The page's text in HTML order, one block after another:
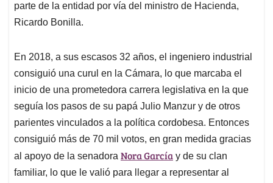
parte de la entidad por vía del ministro de Hacienda,
Ricardo Bonilla.
En 2018, a sus escasos 32 años, el ingeniero industrial
consiguió una curul en la Cámara, lo que marcaba el
inicio de una prometedora carrera legislativa en la que
seguía los pasos de su papá Julio Manzur y de otros
parientes vinculados a la política cordobesa. Entonces
consiguió más de 70 mil votos, en gran medida gracias
al apoyo de la senadora Nora García y de su clan
familiar, lo que le valió para llegar a representar al